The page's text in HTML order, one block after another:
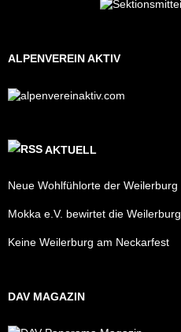
ALPENVEREIN AKTIV
AKTUELL
Neue Wohlfühlorte der Weilerburg
Mokka e.V. bewirtet die Weilerburg
Keine Weilerburg am Neckarfest
DAV MAGAZIN